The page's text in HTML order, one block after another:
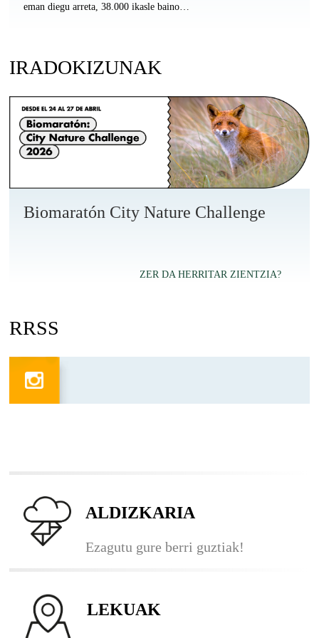
eman diegu arreta, 38.000 ikasle baino…
IRADOKIZUNAK
Biomaratón City Nature Challenge
ZER DA HERRITAR ZIENTZIA?
RRSS
ALDIZKARIA
Ezagutu gure berri guztiak!
LEKUAK